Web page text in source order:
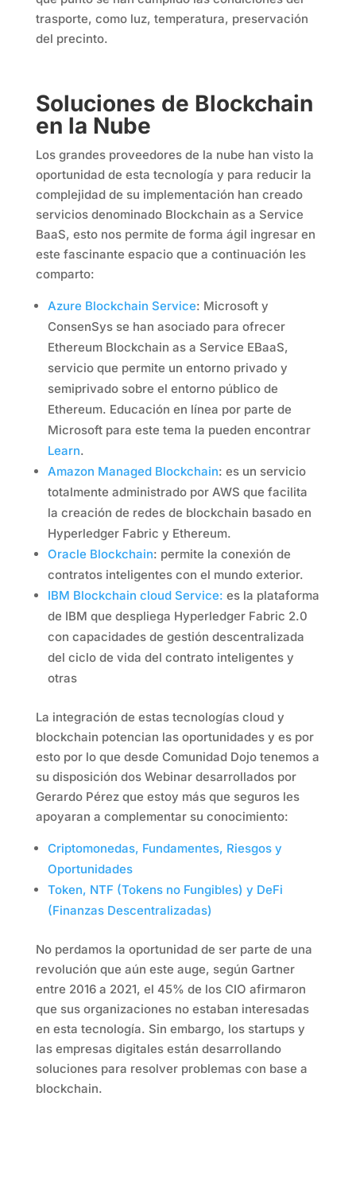
trasporte, como luz, temperatura, preservación
del precinto.
Soluciones de Blockchain
en la Nube
Los grandes proveedores de la nube han visto la
oportunidad de esta tecnología y para reducir la
complejidad de su implementación han creado
servicios denominado Blockchain as a Service
BaaS, esto nos permite de forma ágil ingresar en
este fascinante espacio que a continuación les
comparto:
Azure Blockchain Service: Microsoft y
ConsenSys se han asociado para ofrecer
Ethereum Blockchain as a Service EBaaS,
servicio que permite un entorno privado y
semiprivado sobre el entorno público de
Ethereum. Educación en línea por parte de
Microsoft para este tema la pueden encontrar
Learn.
Amazon Managed Blockchain: es un servicio
totalmente administrado por AWS que facilita
la creación de redes de blockchain basado en
Hyperledger Fabric y Ethereum.
Oracle Blockchain: permite la conexión de
contratos inteligentes con el mundo exterior.
IBM Blockchain cloud Service: es la plataforma
de IBM que despliega Hyperledger Fabric 2.0
con capacidades de gestión descentralizada
del ciclo de vida del contrato inteligentes y
otras
La integración de estas tecnologías cloud y
blockchain potencian las oportunidades y es por
esto por lo que desde Comunidad Dojo tenemos a
su disposición dos Webinar desarrollados por
Gerardo Pérez que estoy más que seguros les
apoyaran a complementar su conocimiento:
Criptomonedas, Fundamentes, Riesgos y
Oportunidades
Token, NTF (Tokens no Fungibles) y DeFi
(Finanzas Descentralizadas)
No perdamos la oportunidad de ser parte de una
revolución que aún este auge, según Gartner
entre 2016 a 2021, el 45% de los CIO afirmaron
que sus organizaciones no estaban interesadas
en esta tecnología. Sin embargo, los startups y
las empresas digitales están desarrollando
soluciones para resolver problemas con base a
blockchain.